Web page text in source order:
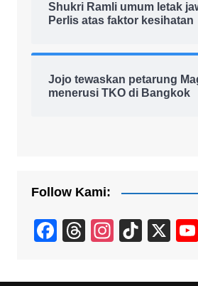
Shukri Ramli umum letak
Perlis atas faktor kesihatan
Jojo tewaskan petarung
menerusi TKO di Bangkok
Follow Kami:
F
c
T
e
In
a
Ti
T
X